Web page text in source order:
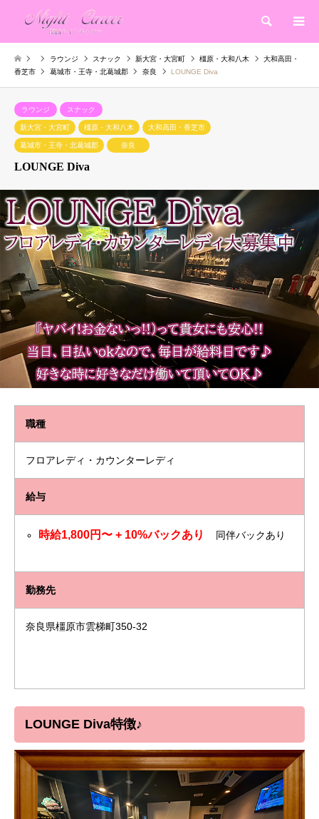
検索
ラウンジ スナック 新大宮・大宮町 橿原・大和八木
大和高田・
香芝市
葛城市・王寺・北葛城郡 奈良 LOUNGE Diva
ラウンジ スナック
新大宮・大宮町 橿原・大和八木 大和高田・香芝市
葛城市・王寺・北葛城郡 奈良
LOUNGE Diva
職種
フロアレディ・カウンターレディ
給与
時給1,800円〜 + 10%バックあり 同伴バックあり
勤務先
奈良県橿原市雲梯町350-32
LOUNGE Diva特徴♪